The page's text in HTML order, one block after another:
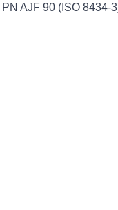
PN AJF 90 (ISO 8434-